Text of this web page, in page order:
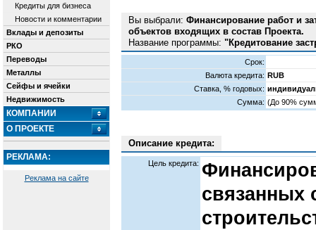
Кредиты для бизнеса
Новости и комментарии
Вклады и депозиты
РКО
Переводы
Металлы
Сейфы и ячейки
Недвижимость
КОМПАНИИ
О ПРОЕКТЕ
РЕКЛАМА:
Реклама на сайте
Вы выбрали: Финансирование работ и
объектов входящих в состав Проекта.
Название программы: "Кредитование
Срок:
Валюта кредита: RUB
Cтавка, % годовых:
Сумма: (До 90%
Описание кредита:
Цель кредита:
связанных